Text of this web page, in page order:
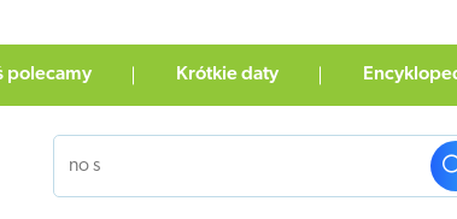
polecamy Krótkie daty